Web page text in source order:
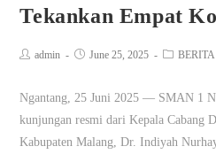
Tekankan Empat
admin June 25, 2025 BERITA
Ngantang, 25 Juni 2025 — SMAN 1
kunjungan resmi dari Kepala Cabang
Kabupaten Malang, Dr. Indiyah